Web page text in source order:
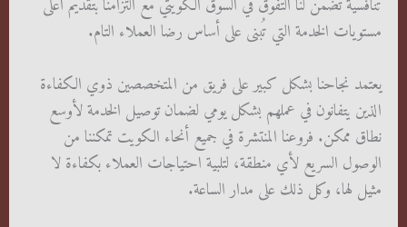
تنافسية تضمن لنا التفوق في السوق الكويتي مع التزامنا بتقديم أعلى
مستويات الخدمة التي تُبنى على أساس رضا العملاء التام.
يعتمد نجاحنا بشكل كبير على فريق من المتخصصين ذوي الكفاءة
الذين يتفانون في عملهم بشكل يومي لضمان توصيل الخدمة لأوسع
نطاق ممكن. فروعنا المنتشرة في جميع أنحاء الكويت تمكننا من
الوصول السريع لأي منطقة، لتلبية احتياجات العملاء بكفاءة لا
مثيل لها، وكل ذلك على مدار الساعة.